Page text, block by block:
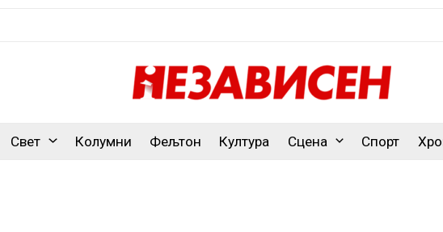
Свет Колумни Фељтон Култура Сцена Спорт